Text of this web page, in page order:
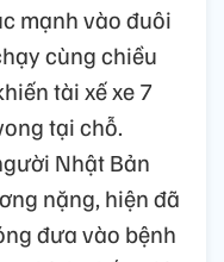
mạnh vào đuôi
cùng chiều
tài xế xe 7
tại chỗ.
Nhật Bản
nặng, hiện đã
đưa vào bệnh